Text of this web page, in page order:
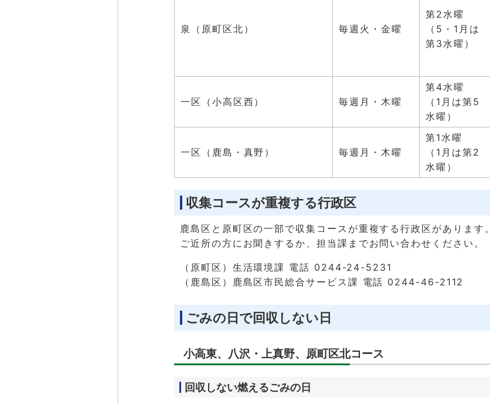
泉（原町区北） 毎週火・金曜
第2水曜
（5・1月は
第3水曜）
一区（小高区西） 毎週月・木曜
第4水曜
（1月は第5
水曜）
一区（鹿島・真野） 毎週月・木曜
第1水曜
（1月は第2
水曜）
収集コースが重複する行政区
鹿島区と原町区の一部で収集コースが重複する行政区があります。
ご近所の方にお聞きするか、担当課までお問い合わせください。
（原町区）生活環境課 電話 0244-24-5231
（鹿島区）鹿島区市民総合サービス課 電話 0244-46-2112
ごみの日で回収しない日
小高東、八沢・上真野、原町区北コース
回収しない燃えるごみの日